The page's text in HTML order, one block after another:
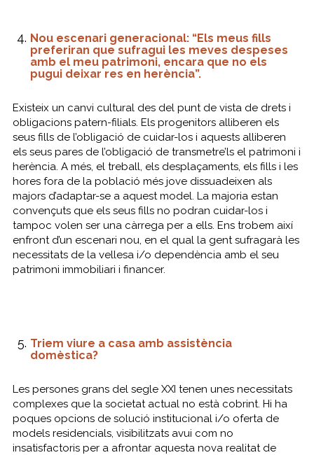
Nou escenari generacional: “Els meus fills
preferiran que sufragui les meves despeses
amb el meu patrimoni, encara que no els
pugui deixar res en herència”.
Existeix un canvi cultural des del punt de vista de drets i
obligacions patern-filials. Els progenitors alliberen els
seus fills de l’obligació de cuidar-los i aquests alliberen
els seus pares de l’obligació de transmetre’ls el patrimoni i
herència. A més, el treball, els desplaçaments, els fills i les
hores fora de la població més jove dissuadeixen als
majors d’adaptar-se a aquest model. La majoria estan
convençuts que els seus fills no podran cuidar-los i
tampoc volen ser una càrrega per a ells. Ens trobem així
enfront d’un escenari nou, en el qual la gent sufragarà les
necessitats de la vellesa i/o dependència amb el seu
patrimoni immobiliari i financer.
Triem viure a casa amb assistència
domèstica?
Les persones grans del segle XXI tenen unes necessitats
complexes que la societat actual no està cobrint. Hi ha
poques opcions de solució institucional i/o oferta de
models residencials, visibilitzats avui com no
insatisfactoris per a afrontar aquesta nova realitat de